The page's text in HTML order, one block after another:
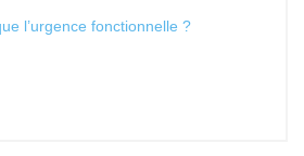
l’urgence fonctionnelle ?